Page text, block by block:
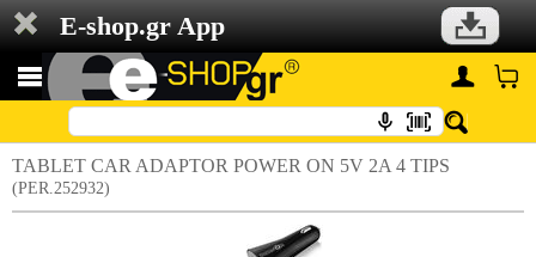
E-shop.gr App
TABLET CAR ADAPTOR POWER ON 5V 2A 4 TIPS
(PER.252932)